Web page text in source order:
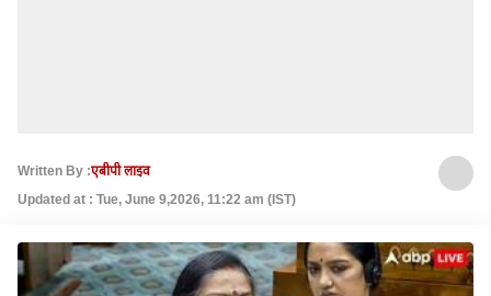
Written By :एबीपी लाइव
Updated at : Tue, June 9,2026, 11:22 am (IST)